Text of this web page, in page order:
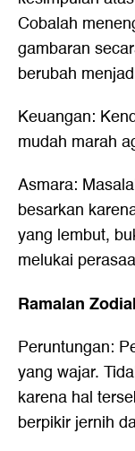
Cobalah
gambaran
berubah
Keuangan:
mudah marah
Asmara:
besarkan
yang lembut,
melukai
Ramalan
Peruntungan:
yang wajar.
karena hal
berpikir jernih